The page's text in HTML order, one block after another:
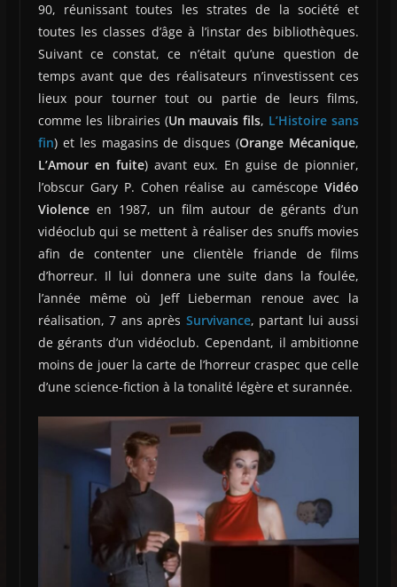
90, réunissant toutes les strates de la société et
toutes les classes d’âge à l’instar des bibliothèques.
Suivant ce constat, ce n’était qu’une question de
temps avant que des réalisateurs n’investissent ces
lieux pour tourner tout ou partie de leurs films,
comme les librairies (Un mauvais fils, L’Histoire sans
fin) et les magasins de disques (Orange Mécanique,
L’Amour en fuite) avant eux. En guise de pionnier,
l’obscur Gary P. Cohen réalise au caméscopeVidéo
Violenceen 1987, un film autour de gérants d’un
vidéoclub qui se mettent à réaliser des snuffs movies
afin de contenter une clientèle friande de films
d’horreur. Il lui donnera une suite dans la foulée,
l’année même où Jeff Lieberman renoue avec la
réalisation, 7 ans après Survivance, partant lui aussi
de gérants d’un vidéoclub. Cependant, il ambitionne
moins de jouer la carte de l’horreur craspec que celle
d’une science-fiction à la tonalité légère et surannée.